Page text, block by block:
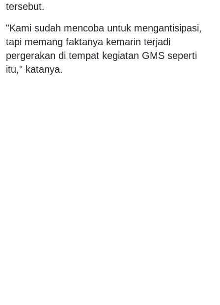
tersebut.
"Kami sudah mencoba untuk mengantisipasi,
tapi memang faktanya kemarin terjadi
pergerakan di tempat kegiatan GMS seperti
itu," katanya.